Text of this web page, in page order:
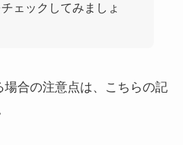
ェックしてみましょ
場合の注意点は、こちらの記